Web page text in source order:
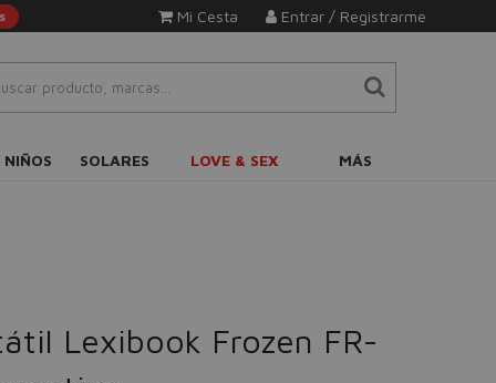
Entrar / Registrarme
Mi Cesta
NIÑOS SOLARES LOVE & SEX MÁS
Lexibook Frozen FR-